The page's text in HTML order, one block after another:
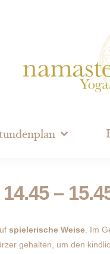
–
spielerische Weise . Im
gehalten, um den